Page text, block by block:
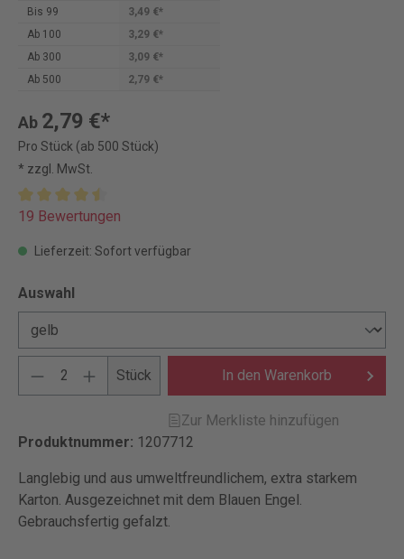
Bis 99
3,49 €*
Ab 100
3,29 €*
Ab 300
3,09 €*
Ab 500 2,79 €*
Ab 2,79 €*
Pro Stück (ab 500 Stück)
* zzgl. MwSt.
19 Bewertungen
Lieferzeit: Sofort verfügbar
Auswahl
Stück In den Warenkorb
Zur Merkliste hinzufügen
Produktnummer: 1207712
Langlebig und aus umweltfreundlichem, extra starkem
Karton. Ausgezeichnet mit dem Blauen Engel.
Gebrauchsfertig gefalzt.